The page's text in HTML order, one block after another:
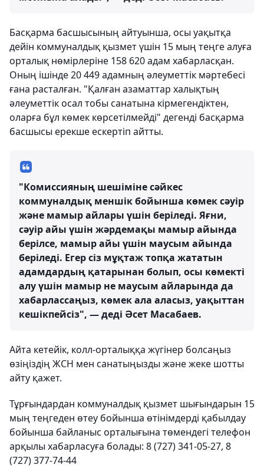
Басқарма басшысының айтуынша, осы уақытқа
дейін коммуналдық қызмет үшін 15 мың теңге алуға
орталық нөмірлеріне 158 620 адам хабарласқан.
Оның ішінде 20 449 адамның әлеуметтік мәртебесі
ғана расталған. "Қалған азаматтар халықтың
әлеуметтік осал тобы санатына кірмегендіктен,
оларға бұл көмек көрсетілмейді" дегенді басқарма
басшысы ерекше ескертіп айтты.
"Комиссияның шешіміне сәйкес
коммуналдық меншік бойынша көмек сәуір
және мамыр айлары үшін беріледі. Яғни,
сәуір айы үшін жәрдемақы мамыр айында
берілсе, мамыр айы үшін маусым айында
беріледі. Егер сіз мұқтаж топқа жататын
адамдардың қатарынан болып, осы көмекті
алу үшін мамыр не маусым айларында да
хабарлассаңыз, көмек ала аласыз, уақыттан
кешікпейсіз", — деді Әсет Масабаев.
Айта кетейік, колл-орталыққа жүгінер болсаңыз
өзіңіздің ЖСН мен санатыңызды және жеке шотты
айту қажет.
Тұрғындардан коммуналдық қызмет шығындарын 15
мың теңгеден өтеу бойынша өтінімдерді қабылдау
бойынша байланыс орталығына төмендегі телефон
арқылы хабарласуға болады: 8 (727) 341-05-27, 8
(727) 377-74-44